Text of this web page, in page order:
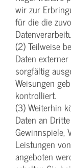
wir zur
für die die
(2) Teilweise
Daten
sorgfältig
Weisungen
kontrolliert.
(3) Weiterhin
Daten an
Gewinnspiele,
Leistungen
angeboten